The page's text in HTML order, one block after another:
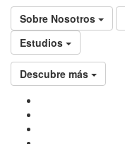
Sobre Nosotros
Estudios
Descubre más